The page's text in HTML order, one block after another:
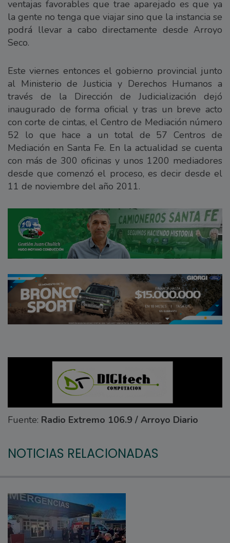
ventajas favorables que trae aparejado es que ya
la gente no tenga que viajar sino que la instancia se
podrá llevar a cabo directamente desde Arroyo
Seco.
Este viernes entonces el gobierno provincial junto
al Ministerio de Justicia y Derechos Humanos a
través de la Dirección de Judicialización dejó
inaugurado de forma oficial y tras un breve acto
con corte de cintas, el Centro de Mediación número
52 lo que hace a un total de 57 Centros de
Mediación en Santa Fe. En la actualidad se cuenta
con más de 300 oficinas y unos 1200 mediadores
desde que comenzó el proceso, es decir desde el
11 de noviembre del año 2011.
Fuente: Radio Extremo 106.9 / Arroyo Diario
NOTICIAS RELACIONADAS